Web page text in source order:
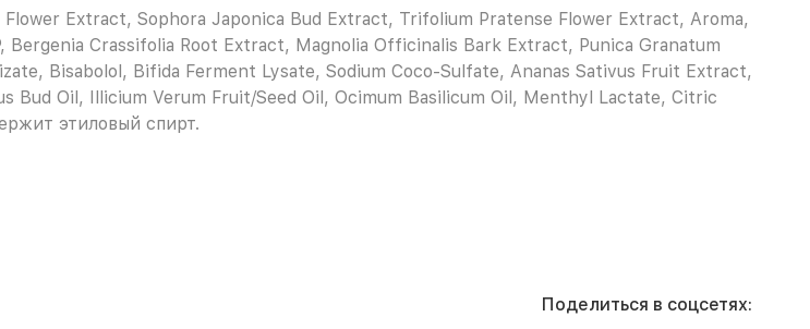
Extract, Sophora Japonica Bud Extract, Trifolium Pratense Flower Extract, Aroma,
Crassifolia Root Extract, Magnolia Officinalis Bark Extract, Punica Granatum
Bisabolol, Bifida Ferment Lysate, Sodium Coco-Sulfate, Ananas Sativus Fruit Extract,
Bud Oil, Illicium Verum Fruit/Seed Oil, Ocimum Basilicum Oil, Menthyl Lactate, Citric
этиловый спирт.
Поделиться в соцсетях: